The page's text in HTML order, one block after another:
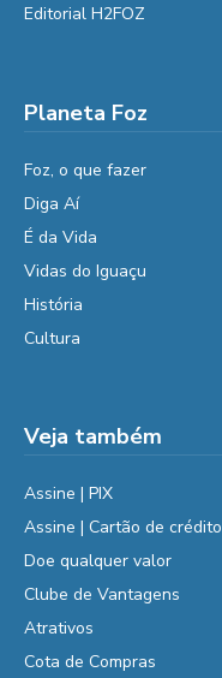
Editorial H2FOZ
Planeta Foz
Foz, o que fazer
Diga Aí
É da Vida
Vidas do Iguaçu
História
Cultura
Veja também
Assine | PIX
Assine | Cartão de crédito
Doe qualquer valor
Clube de Vantagens
Atrativos
Cota de Compras